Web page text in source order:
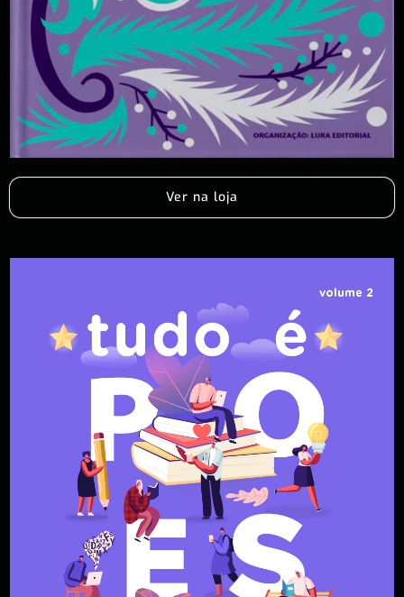
Ver na loja